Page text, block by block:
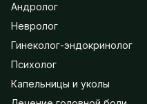
Андролог
Невролог
Гинеколог-эндокринолог
Психолог
Капельницы и уколы